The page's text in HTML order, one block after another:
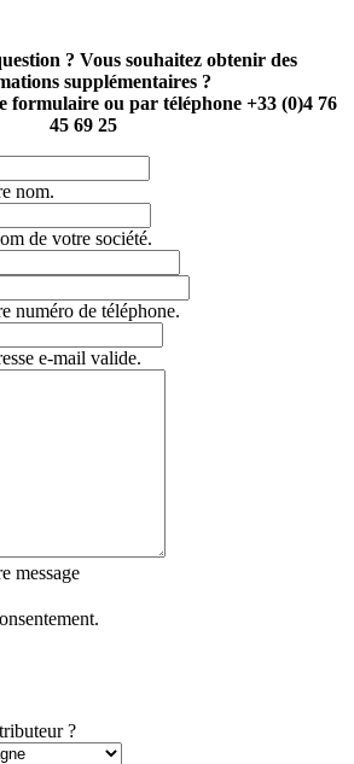
? Vous souhaitez obtenir des
supplémentaires ?
formulaire ou par téléphone +33 (0)4 76
45 69 25
nom.
de votre société.
numéro de téléphone.
e-mail valide.
message
?